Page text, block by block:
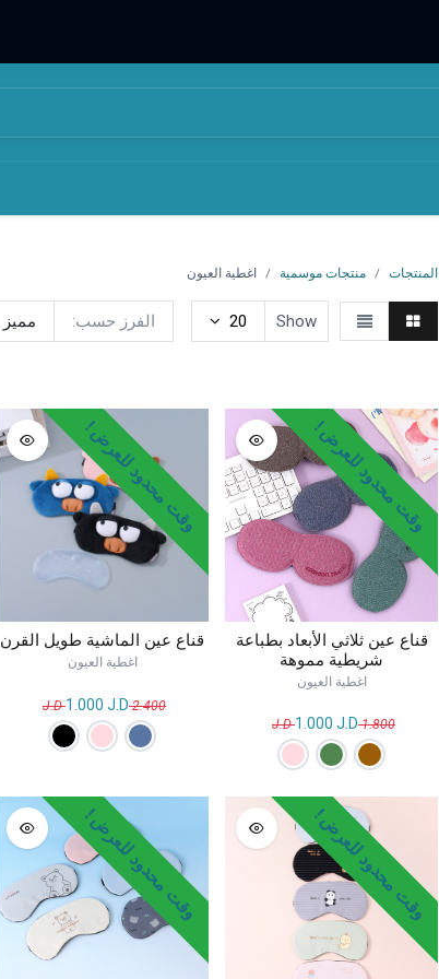
المنتجات منتجات موسمية اغطية العيون
الفرز حسب: مميز Show
20
وقت محدود للعرض !
قناع عين ثلاثي الأبعاد بطباعة
شريطية مموهة
اغطية العيون
1.800
J.D
1.000 J.D
وقت محدود للعرض !
قناع عين الماشية طويل القرن
اغطية العيون
2.400
J.D
1.000 J.D
وقت محدود للعرض ! وقت محدود للعرض !